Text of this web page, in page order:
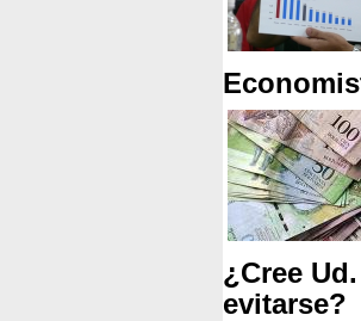
¿Cree
evitarse?